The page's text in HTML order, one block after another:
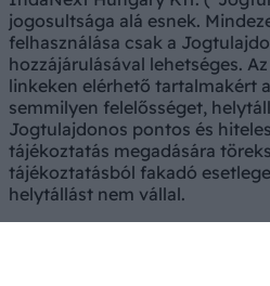
jogosultsága alá esnek.
felhasználása csak a
hozzájárulásával lehetséges.
linkeken elérhető tartalmakért
semmilyen felelősséget,
Jogtulajdonos pontos és
tájékoztatás megadására
tájékoztatásból fakadó
helytállást nem vállal.